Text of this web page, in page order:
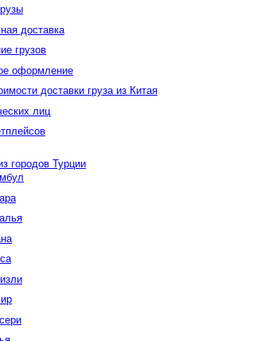
доставка
грузов
оформление
доставки груза из Китая
лиц
городов Турции